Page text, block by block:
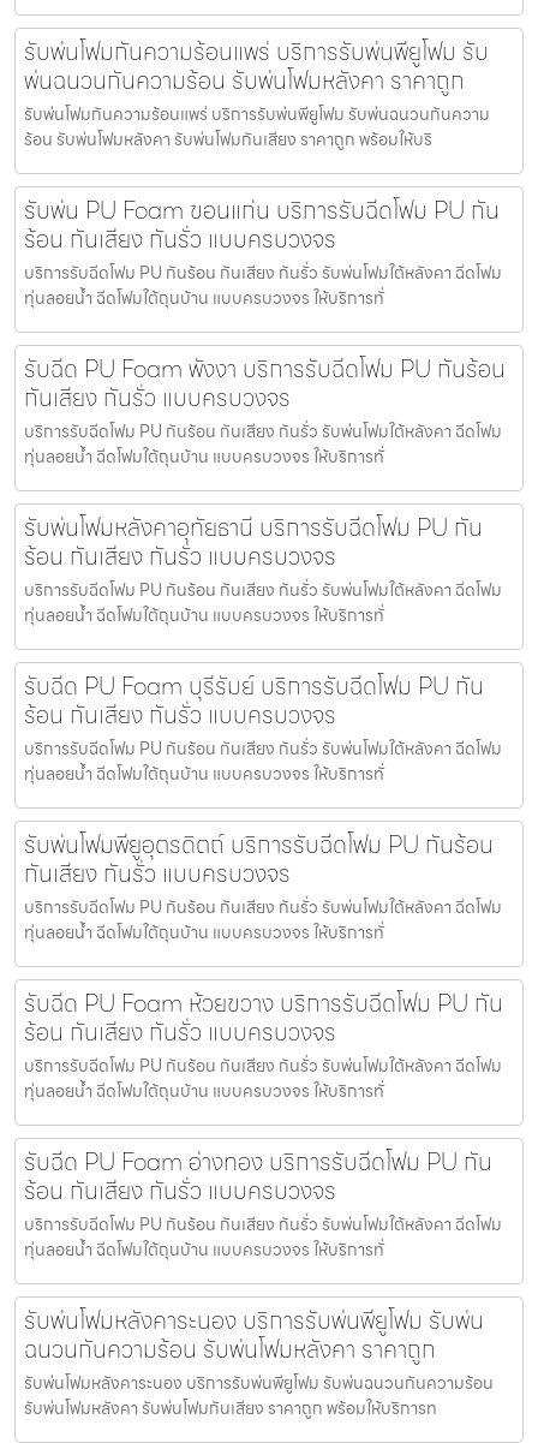
รับพ่นโฟมกันความร้อนแพร่ บริการรับพ่นพียูโฟม รับ
พ่นฉนวนกันความร้อน รับพ่นโฟมหลังคา ราคาถูก
รับพ่นโฟมกันความร้อนแพร่ บริการรับพ่นพียูโฟม รับพ่นฉนวนกันความ
ร้อน รับพ่นโฟมหลังคา รับพ่นโฟมกันเสียง ราคาถูก พร้อมให้บริ
รับพ่น PU Foam ขอนแก่น บริการรับฉีดโฟม PU กัน
ร้อน กันเสียง กันรั่ว แบบครบวงจร
บริการรับฉีดโฟม PU กันร้อน กันเสียง กันรั่ว รับพ่นโฟมใต้หลังคา ฉีดโฟม
ทุ่นลอยน้ำ ฉีดโฟมใต้ถุนบ้าน แบบครบวงจร ให้บริการทั่
รับฉีด PU Foam พังงา บริการรับฉีดโฟม PU กันร้อน
กันเสียง กันรั่ว แบบครบวงจร
บริการรับฉีดโฟม PU กันร้อน กันเสียง กันรั่ว รับพ่นโฟมใต้หลังคา ฉีดโฟม
ทุ่นลอยน้ำ ฉีดโฟมใต้ถุนบ้าน แบบครบวงจร ให้บริการทั่
รับพ่นโฟมหลังคาอุทัยธานี บริการรับฉีดโฟม PU กัน
ร้อน กันเสียง กันรั่ว แบบครบวงจร
บริการรับฉีดโฟม PU กันร้อน กันเสียง กันรั่ว รับพ่นโฟมใต้หลังคา ฉีดโฟม
ทุ่นลอยน้ำ ฉีดโฟมใต้ถุนบ้าน แบบครบวงจร ให้บริการทั่
รับฉีด PU Foam บุรีรัมย์ บริการรับฉีดโฟม PU กัน
ร้อน กันเสียง กันรั่ว แบบครบวงจร
บริการรับฉีดโฟม PU กันร้อน กันเสียง กันรั่ว รับพ่นโฟมใต้หลังคา ฉีดโฟม
ทุ่นลอยน้ำ ฉีดโฟมใต้ถุนบ้าน แบบครบวงจร ให้บริการทั่
รับพ่นโฟมพียูอุตรดิตถ์ บริการรับฉีดโฟม PU กันร้อน
กันเสียง กันรั่ว แบบครบวงจร
บริการรับฉีดโฟม PU กันร้อน กันเสียง กันรั่ว รับพ่นโฟมใต้หลังคา ฉีดโฟม
ทุ่นลอยน้ำ ฉีดโฟมใต้ถุนบ้าน แบบครบวงจร ให้บริการทั่
รับฉีด PU Foam ห้วยขวาง บริการรับฉีดโฟม PU กัน
ร้อน กันเสียง กันรั่ว แบบครบวงจร
บริการรับฉีดโฟม PU กันร้อน กันเสียง กันรั่ว รับพ่นโฟมใต้หลังคา ฉีดโฟม
ทุ่นลอยน้ำ ฉีดโฟมใต้ถุนบ้าน แบบครบวงจร ให้บริการทั่
รับฉีด PU Foam อ่างทอง บริการรับฉีดโฟม PU กัน
ร้อน กันเสียง กันรั่ว แบบครบวงจร
บริการรับฉีดโฟม PU กันร้อน กันเสียง กันรั่ว รับพ่นโฟมใต้หลังคา ฉีดโฟม
ทุ่นลอยน้ำ ฉีดโฟมใต้ถุนบ้าน แบบครบวงจร ให้บริการทั่
รับพ่นโฟมหลังคาระนอง บริการรับพ่นพียูโฟม รับพ่น
ฉนวนกันความร้อน รับพ่นโฟมหลังคา ราคาถูก
รับพ่นโฟมหลังคาระนอง บริการรับพ่นพียูโฟม รับพ่นฉนวนกันความร้อน
รับพ่นโฟมหลังคา รับพ่นโฟมกันเสียง ราคาถูก พร้อมให้บริการท